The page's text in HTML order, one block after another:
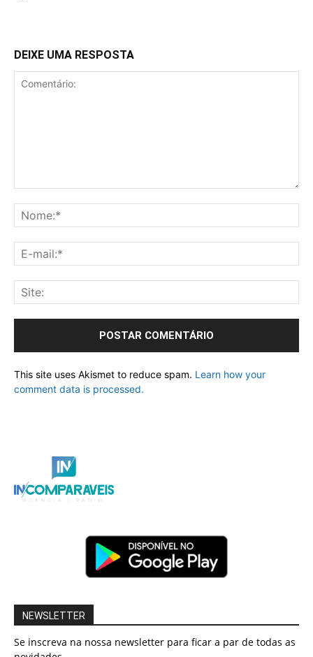
DEIXE UMA RESPOSTA
This site uses Akismet to reduce spam. Learn how your
comment data is processed.
NEWSLETTER
Se inscreva na nossa newsletter para ficar a par de todas as